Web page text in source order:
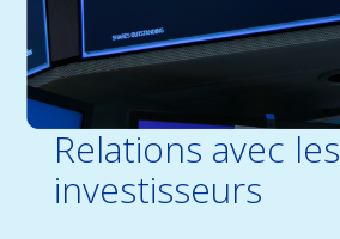
Relations avec les
investisseurs